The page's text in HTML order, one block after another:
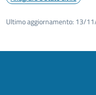
Ultimo aggiornamento: 13/